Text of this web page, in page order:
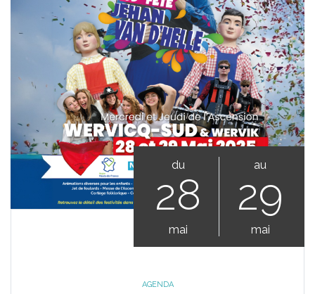
du
28
mai
au
29
mai
AGENDA